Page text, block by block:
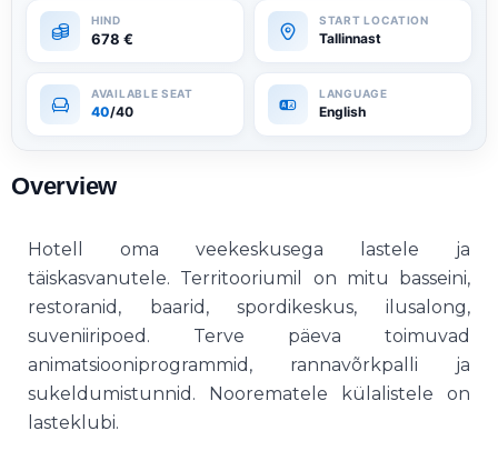
678 € Tallinnast
40/40 English
Overview
Hotell oma veekeskusega lastele ja
täiskasvanutele. Territooriumil on mitu basseini,
restoranid, baarid, spordikeskus, ilusalong,
suveniiripoed. Terve päeva toimuvad
animatsiooniprogrammid, rannavõrkpalli ja
sukeldumistunnid. Noorematele külalistele on
lasteklubi.